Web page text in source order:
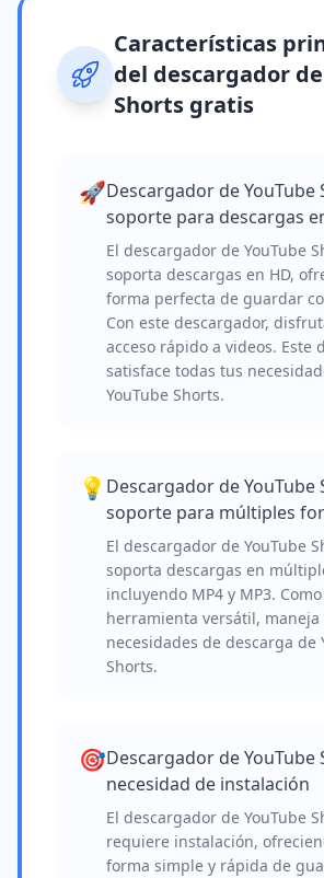
Características
del descargador
Shorts gratis
🚀Descargador de YouTube
soporte para descargas
El descargador de YouTube
soporta descargas en HD,
forma perfecta de guardar
Con este descargador,
acceso rápido a videos. Este
satisface todas tus
YouTube Shorts.
💡 Descargador de YouTube
soporte para múltiples
El descargador de YouTube
soporta descargas en
incluyendo MP4 y MP3. Como
herramienta versátil, maneja
necesidades de descarga de
Shorts.
🎯Descargador de YouTube
necesidad de instalación
El descargador de YouTube
requiere instalación,
forma simple y rápida de